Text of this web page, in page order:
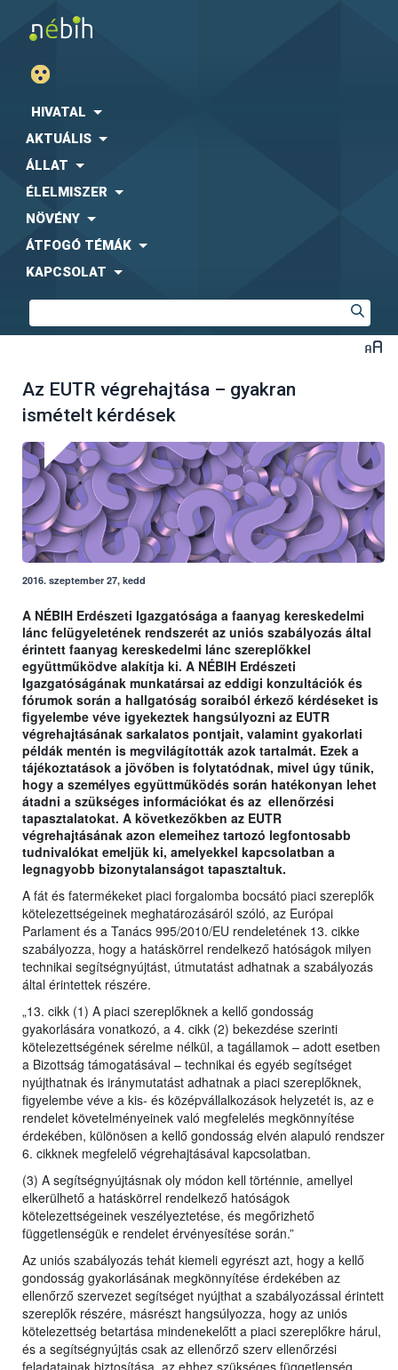
HIVATAL
AKTUÁLIS
ÁLLAT
ÉLELMISZER
NÖVÉNY
ÁTFOGÓ TÉMÁK
KAPCSOLAT
Az EUTR végrehajtása – gyakran
ismételt kérdések
2016. szeptember 27, kedd
A NÉBIH Erdészeti Igazgatósága a faanyag kereskedelmi
lánc felügyeletének rendszerét az uniós szabályozás által
érintett faanyag kereskedelmi lánc szereplőkkel
együttműködve alakítja ki. A NÉBIH Erdészeti
Igazgatóságának munkatársai az eddigi konzultációk és
fórumok során a hallgatóság soraiból érkező kérdéseket is
figyelembe véve igyekeztek hangsúlyozni az EUTR
végrehajtásának sarkalatos pontjait, valamint gyakorlati
példák mentén is megvilágították azok tartalmát. Ezek a
tájékoztatások a jövőben is folytatódnak, mivel úgy tűnik,
hogy a személyes együttműködés során hatékonyan lehet
átadni a szükséges információkat és az ellenőrzési
tapasztalatokat. A következőkben az EUTR
végrehajtásának azon elemeihez tartozó legfontosabb
tudnivalókat emeljük ki, amelyekkel kapcsolatban a
legnagyobb bizonytalanságot tapasztaltuk.
A fát és fatermékeket piaci forgalomba bocsátó piaci szereplők
kötelezettségeinek meghatározásáról szóló, az Európai
Parlament és a Tanács 995/2010/EU rendeletének 13. cikke
szabályozza, hogy a hatáskörrel rendelkező hatóságok milyen
technikai segítségnyújtást, útmutatást adhatnak a szabályozás
által érintettek részére.
„13. cikk (1) A piaci szereplőknek a kellő gondosság
gyakorlására vonatkozó, a 4. cikk (2) bekezdése szerinti
kötelezettségének sérelme nélkül, a tagállamok – adott esetben
a Bizottság támogatásával – technikai és egyéb segítséget
nyújthatnak és iránymutatást adhatnak a piaci szereplőknek,
figyelembe véve a kis- és középvállalkozások helyzetét is, az e
rendelet követelményeinek való megfelelés megkönnyítése
érdekében, különösen a kellő gondosság elvén alapuló rendszer
6. cikknek megfelelő végrehajtásával kapcsolatban.
(3) A segítségnyújtásnak oly módon kell történnie, amellyel
elkerülhető a hatáskörrel rendelkező hatóságok
kötelezettségeinek veszélyeztetése, és megőrizhető
függetlenségük e rendelet érvényesítése során.”
Az uniós szabályozás tehát kiemeli egyrészt azt, hogy a kellő
gondosság gyakorlásának megkönnyítése érdekében az
ellenőrző szervezet segítséget nyújthat a szabályozással érintett
szereplők részére, másrészt hangsúlyozza, hogy az uniós
kötelezettség betartása mindenekelőtt a piaci szereplőkre hárul,
és a segítségnyújtás csak az ellenőrző szerv ellenőrzési